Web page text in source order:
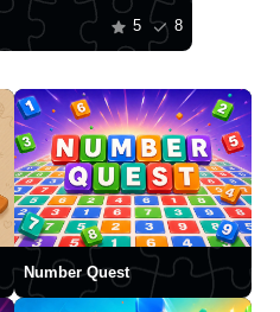
5 8
Number Quest